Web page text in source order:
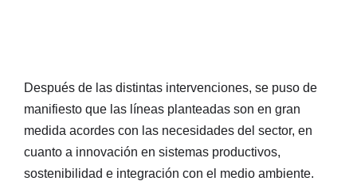
Después de las distintas intervenciones, se puso de
manifiesto que las líneas planteadas son en gran
medida acordes con las necesidades del sector, en
cuanto a innovación en sistemas productivos,
sostenibilidad e integración con el medio ambiente.